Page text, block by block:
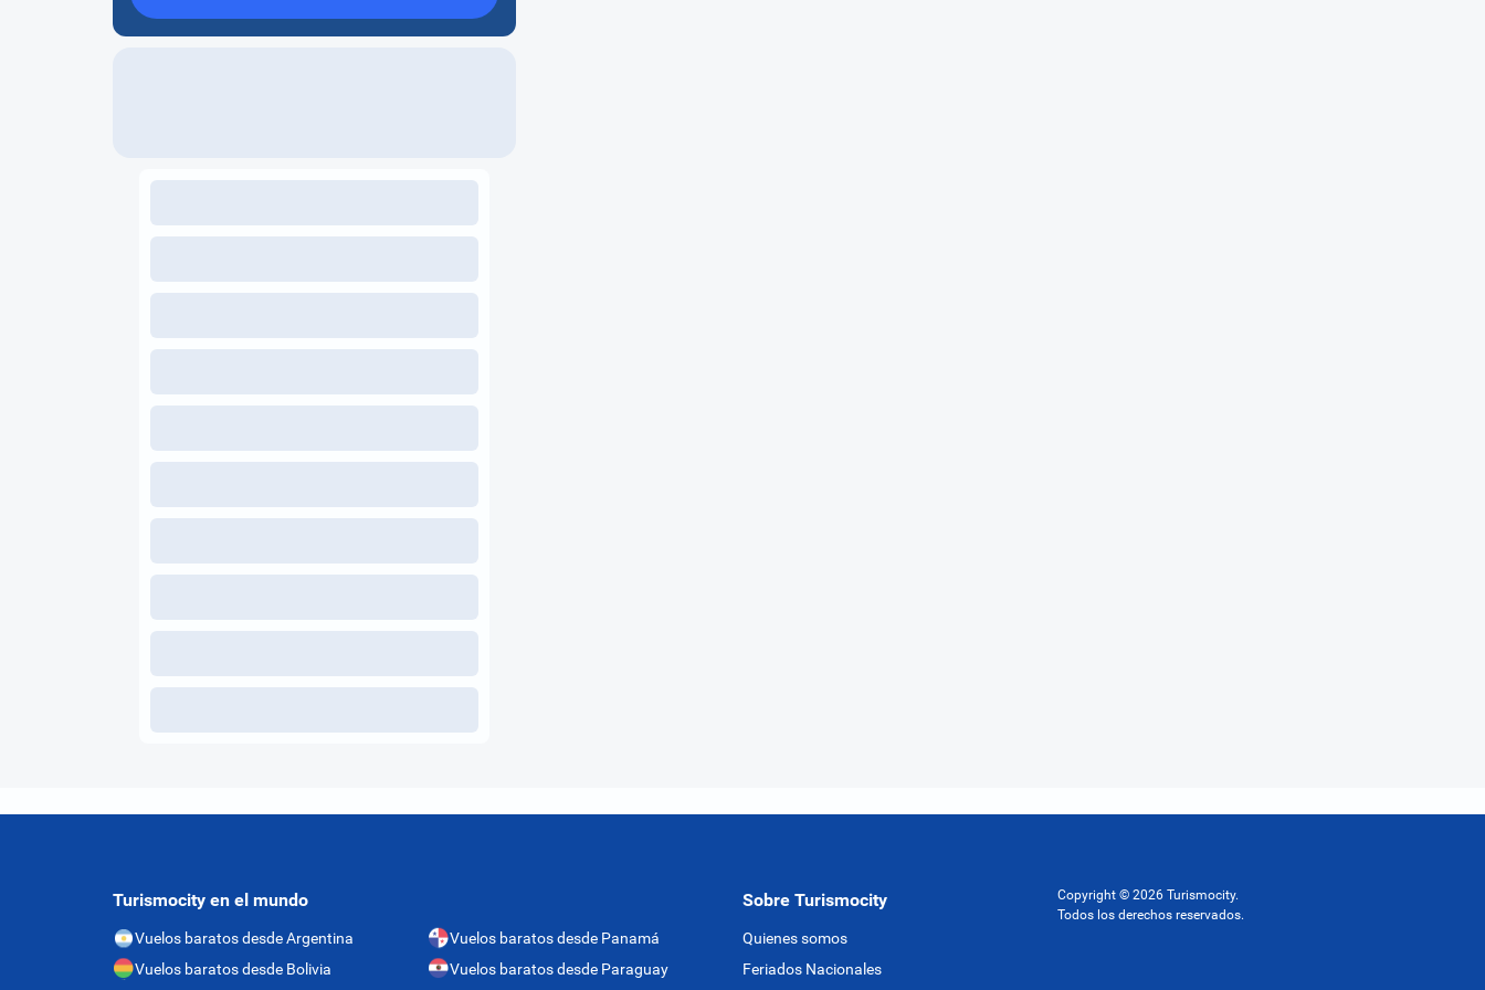
Turismocity en el mundo
Vuelos baratos desde Argentina
Vuelos baratos desde Bolivia
Vuelos baratos desde Panamá
Vuelos baratos desde Paraguay
Sobre Turismocity
Quienes somos
Feriados Nacionales
Copyright © 2026 Turismocity.
Todos los derechos reservados.